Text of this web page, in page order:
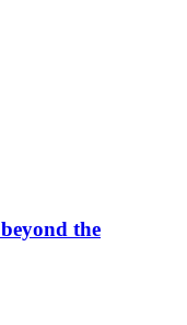
the